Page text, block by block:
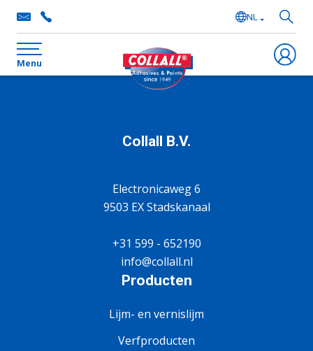
NL
Menu
Collall B.V.
Electronicaweg 6
9503 EX Stadskanaal
+31 599 - 652190
info@collall.nl
Producten
Lijm- en vernislijm
Verfproducten